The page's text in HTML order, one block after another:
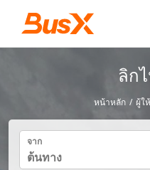
ลิก
หน้าหลัก / ผู้ใ
จาก